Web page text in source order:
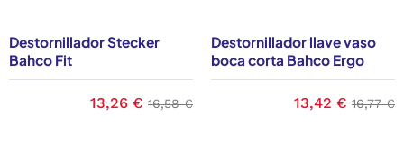
Destornillador Stecker
Bahco Fit
Precio
13,26 € Precio base
16,58 €
Destornillador llave vaso
boca corta Bahco Ergo
Precio
13,42 € Precio
16,77 €